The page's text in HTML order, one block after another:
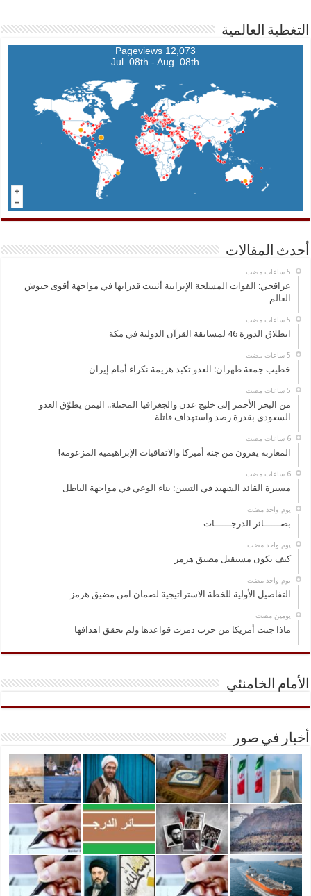
التغطية العالمية
12,073 Pageviews
Jul. 08th - Aug. 08th
أحدث المقالات
عراقجي: القوات المسلحة الإيرانية أثبتت قدراتها في مواجهة أقوى جيوش
العالم
انطلاق الدورة 46 لمسابقة القرآن الدولية في مكة
خطيب جمعة طهران: العدو تكبد هزيمة نكراء أمام إيران
من البحر الأحمر إلى خليج عدن والجغرافيا المحتلة.. اليمن يطوّق العدو
السعودي بقدرة رصد واستهداف قاتلة
‏6 ساعات مضت
المغاربة يفرون من جنة أميركا والاتفاقيات الإبراهيمية المزعومة!
‏6 ساعات مضت
مسيرة القائد الشهيد في التبيين: بناء الوعي في مواجهة الباطل
‏يوم واحد مضت
بصــــــائر الدرجــــــات
‏يوم واحد مضت
كيف يكون مستقبل مضيق هرمز
‏يوم واحد مضت
التفاصيل الأولية للخطة الاستراتيجية لضمان امن مضيق هرمز
‏يومين مضت
ماذا جنت أمريكا من حرب دمرت قواعدها ولم تحقق اهدافها
الأمام الخامنئي
أخبار في صور